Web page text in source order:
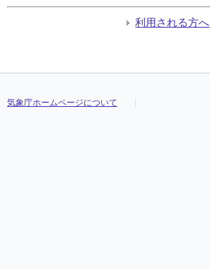
利用される方へ
気象庁ホームページについて